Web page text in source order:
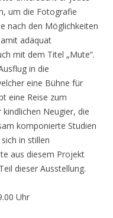
um die Fotografie
nach den Möglichkeiten
adäquat
mit dem Titel „Mute“.
in die
eine Bühne für
eine Reise zum
Neugier, die
komponierte Studien
in stillen
aus diesem Projekt
dieser Ausstellung.
Uhr